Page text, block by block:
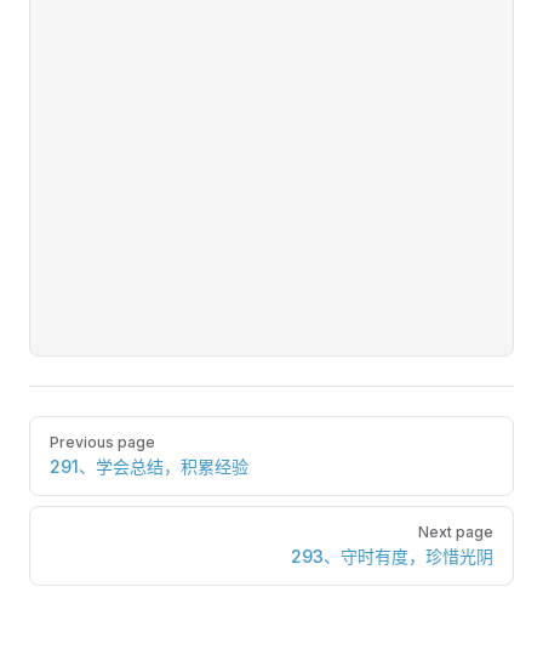
Pager
Previous page
291、学会总结，积累经验
Next page
293、守时有度，珍惜光阴